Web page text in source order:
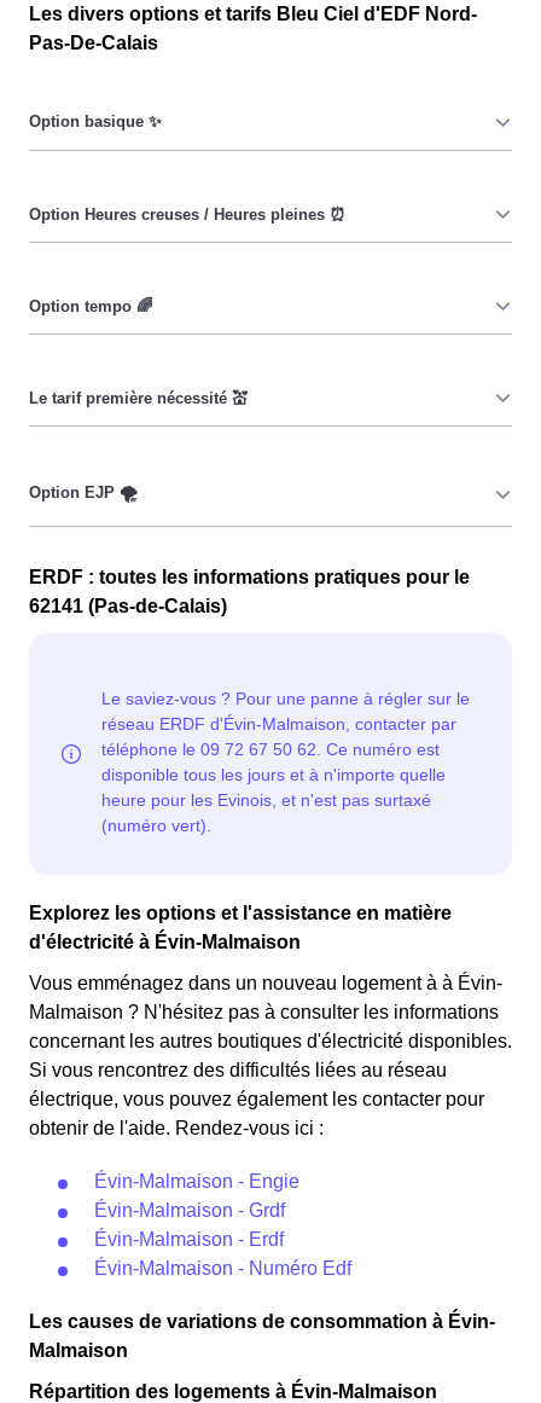
Les divers options et tarifs Bleu Ciel d'EDF Nord-
Pas-De-Calais
date, ni de l'heure, que ce soit en à Évin-Malmaison ou
ailleurs. 💡
Évin-Malmaison est réduit. ⚡
Evinois à réduire leur consommation pendant 65 jours
par an, lorsque le prix du kiloWatt est plus élevé. 💡🔋
pour les consommateurs Evinois couverts par la CMU,
permettant ainsi de réduire sa facture d'électricité en
faisant attention à sa consommation en à Évin-
Evinois éligibles. 💡🏠
uniquement les clients Evinois qui l'avaient choisie
avant 1998. Elle implique deux tarifs : pendant 22 jours,
rapport au tarif normal en à Évin-Malmaison. ⚡💸
ERDF : toutes les informations pratiques pour le
62141 (Pas-de-Calais)
Explorez les options et l'assistance en matière
d'électricité à Évin-Malmaison
Vous emménagez dans un nouveau logement à à Évin-
Malmaison ? N'hésitez pas à consulter les informations
concernant les autres boutiques d'électricité disponibles.
Si vous rencontrez des difficultés liées au réseau
électrique, vous pouvez également les contacter pour
obtenir de l'aide. Rendez-vous ici :
Évin-Malmaison - Engie
Évin-Malmaison - Grdf
Évin-Malmaison - Erdf
Évin-Malmaison - Numéro Edf
Les causes de variations de consommation à Évin-
Malmaison
Répartition des logements à Évin-Malmaison